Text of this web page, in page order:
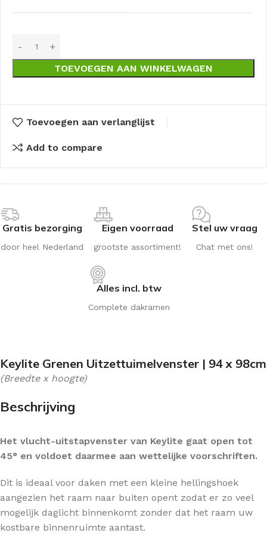
TOEVOEGEN AAN WINKELWAGEN
Toevoegen aan verlanglijst
Add to compare
Gratis bezorging
door heel Nederland
Eigen voorraad
grootste assortiment!
Stel uw vraag
Chat met ons!
Alles incl. btw
Complete dakramen
Keylite Grenen Uitzettuimelvenster | 94 x 98cm
(Breedte x hoogte)
Beschrijving
Het vlucht-uitstapvenster van Keylite gaat open tot
45° en voldoet daarmee aan wettelijke voorschriften.
Dit is ideaal voor daken met een kleine hellingshoek
aangezien het raam naar buiten opent zodat er zo veel
mogelijk daglicht binnenkomt zonder dat het raam uw
kostbare binnenruimte aantast.